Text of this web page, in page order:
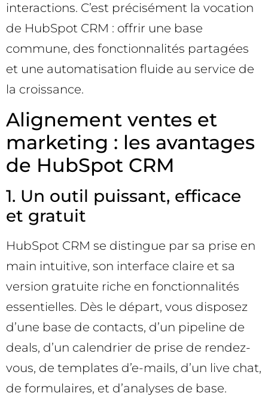
interactions. C’est précisément la vocation
de HubSpot CRM : offrir une base
commune, des fonctionnalités partagées
et une automatisation fluide au service de
la croissance.
Alignement ventes et
marketing : les avantages
de HubSpot CRM
1. Un outil puissant, efficace
et gratuit
HubSpot CRM se distingue par sa prise en
main intuitive, son interface claire et sa
version gratuite riche en fonctionnalités
essentielles. Dès le départ, vous disposez
d’une base de contacts, d’un pipeline de
deals, d’un calendrier de prise de rendez-
vous, de templates d’e-mails, d’un live chat,
de formulaires, et d’analyses de base.